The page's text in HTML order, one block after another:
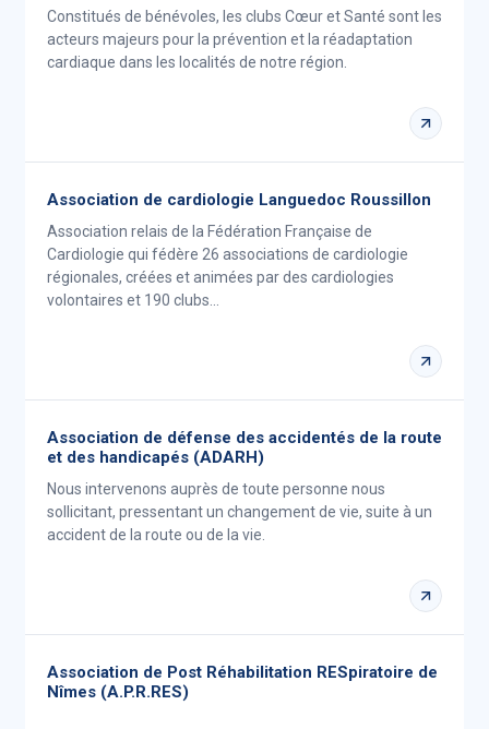
Constitués de bénévoles, les clubs Cœur et Santé sont les
acteurs majeurs pour la prévention et la réadaptation
cardiaque dans les localités de notre région.
Association de cardiologie Languedoc Roussillon
Association relais de la Fédération Française de
Cardiologie qui fédère 26 associations de cardiologie
régionales, créées et animées par des cardiologies
volontaires et 190 clubs…
Association de défense des accidentés de la route
et des handicapés (ADARH)
Nous intervenons auprès de toute personne nous
sollicitant, pressentant un changement de vie, suite à un
accident de la route ou de la vie.
Association de Post Réhabilitation RESpiratoire de
Nîmes (A.P.R.RES)